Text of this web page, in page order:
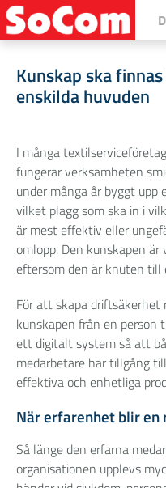
Kunskap ska
enskilda huvuden
I många
fungerar verksamheten
under många år byggt
vilket plagg som ska in i
är mest effektiv eller
omlopp. Den kunskapen
eftersom den är knuten till
För att skapa
kunskapen från en person
ett digitalt system så att
medarbetare har tillgång
effektiva och enhetliga
När erfarenhet blir en
Så länge den erfarna
organisationen upplevs